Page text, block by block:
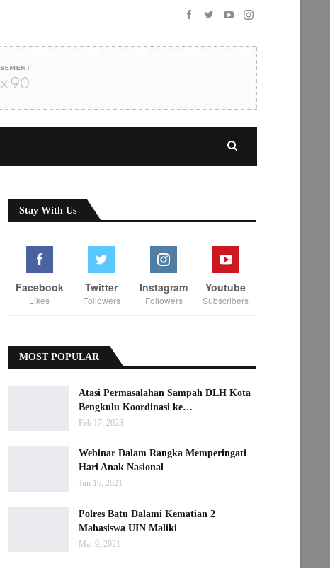
Stay With Us
Facebook
Likes
Twitter
Followers
Instagram
Followers
Youtube
Subscribers
MOST POPULAR
Atasi Permasalahan Sampah DLH Kota
Bengkulu Koordinasi ke…
Feb 17, 2023
Webinar Dalam Rangka Memperingati
Hari Anak Nasional
Jun 16, 2021
Polres Batu Dalami Kematian 2
Mahasiswa UIN Maliki
Mar 9, 2021